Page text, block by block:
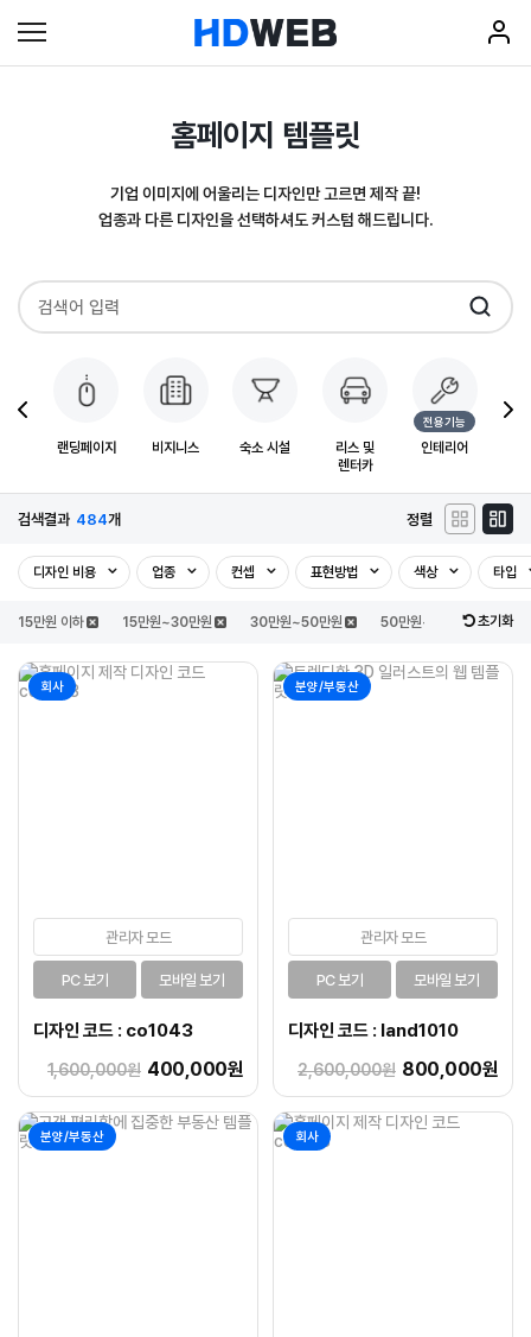
홈페이지 템플릿
기업 이미지에 어울리는 디자인만 고르면 제작 끝!
업종과 다른 디자인을 선택하셔도 커스텀 해드립니다.
랜딩페이지 비지니스 숙소 시설
리스 및
렌터카
전용기능
인테리어
검색결과 484개 정렬
디자인 비용 업종 컨셉 표현방법 색상 타입
15만원 이하 15만원~30만원 30만원~50만원 50만원~100만원초기화
회사
관리자 모드
PC 보기 모바일 보기
디자인 코드 : co1043
1,600,000원 400,000원
분양/부동산
관리자 모드
PC 보기 모바일 보기
디자인 코드 : land1010
2,600,000원 800,000원
분양/부동산 회사